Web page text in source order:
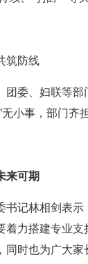
筑防线
团委、妇联等
小事，部门齐
来可期
书记林相剑表
着力搭建专业
同时也为广大